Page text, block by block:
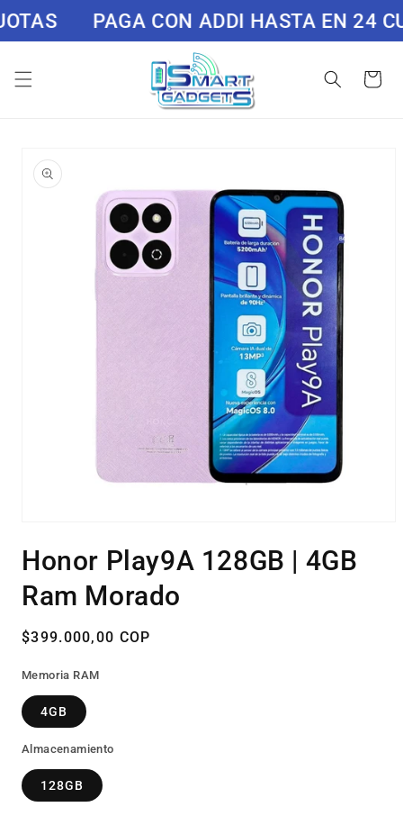
directamentePAGA CON ADDI HASTA EN 24
Carrito
información
multimedia
1
una
ventana
Honor Play9A 128GB | 4GB
Ram Morado
Precio
$399.000,00 COP
Memoria RAM
4GB
Almacenamiento
128GB